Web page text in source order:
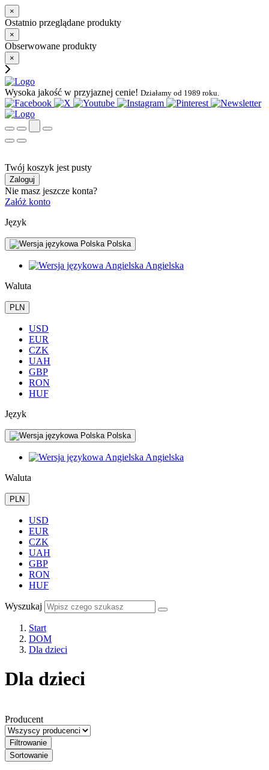
×
Ostatnio przeglądane produkty
×
Obserwowane produkty
×
Wysoka jakość w przyjaznej cenie! Działamy od 1989 roku.
Twój koszyk jest pusty
Zaloguj
Nie masz jeszcze konta?
Załóż konto
Język
Polska
Angielska
Waluta
PLN
USD
EUR
CZK
UAH
GBP
RON
HUF
Język
Polska
Angielska
Waluta
PLN
USD
EUR
CZK
UAH
GBP
RON
HUF
Wyszukaj
Start
DOM
Dla dzieci
Dla dzieci
Producent
Filtrowanie
Sortowanie